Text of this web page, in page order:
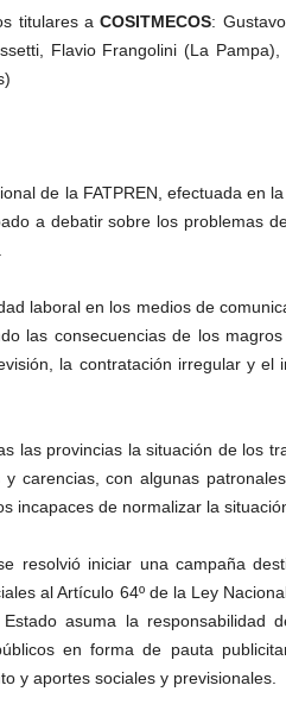
titulares aCOSITMECOS:
Flavio Frangolini (La
de la FATPREN, efectuada en
a debatir sobre los problemas
laboral en los medios de
las consecuencias de los
la contratación irregular y el
las provincias la situación de los
carencias, con algunas
incapaces de normalizar la
resolvió iniciar una campaña
al Artículo 64º de la Ley
asuma la responsabilidad
en forma de pauta
y aportes sociales y previsionales.